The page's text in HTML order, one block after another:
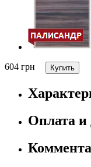
604 грн
Оплата и